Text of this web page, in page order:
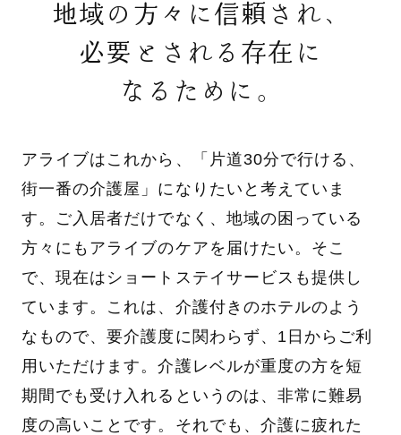
地域の方々に信頼され、
必要とされる存在に
なるために。
アライブはこれから、「片道30分で行ける、
街一番の介護屋」になりたいと考えていま
す。ご入居者だけでなく、地域の困っている
方々にもアライブのケアを届けたい。そこ
で、現在はショートステイサービスも提供し
ています。これは、介護付きのホテルのよう
なもので、要介護度に関わらず、1日からご利
用いただけます。介護レベルが重度の方を短
期間でも受け入れるというのは、非常に難易
度の高いことです。それでも、介護に疲れた